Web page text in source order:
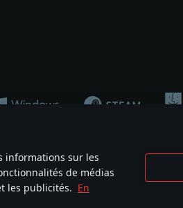
informations sur les
de médias
les publicités. En
jeu ne signifie pas la participation au
names are the property of their